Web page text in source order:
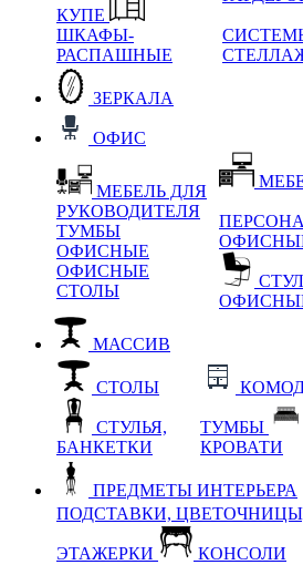
КУПЕ
ШКАФЫ-
РАСПАШНЫЕ
ЗЕРКАЛА
ОФИС
МЕБЕЛЬ ДЛЯ
РУКОВОДИТЕЛЯ
ТУМБЫ
ОФИСНЫЕ
ОФИСНЫЕ
СТОЛЫ
МАССИВ
СТОЛЫ
СТУЛЬЯ,
БАНКЕТКИ
ТУМБЫ
КРОВАТИ
ПРЕДМЕТЫ ИНТЕРЬЕРА
ПОДСТАВКИ,
ЭТАЖЕРКИ КОНСОЛИ